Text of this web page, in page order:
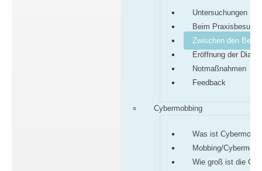
Untersuchungen
Beim Praxisbesuch
Zwischen den
Eröffnung der
Notmaßnahmen
Feedback
Cybermobbing
Was ist
Mobbing/
Wie groß ist die